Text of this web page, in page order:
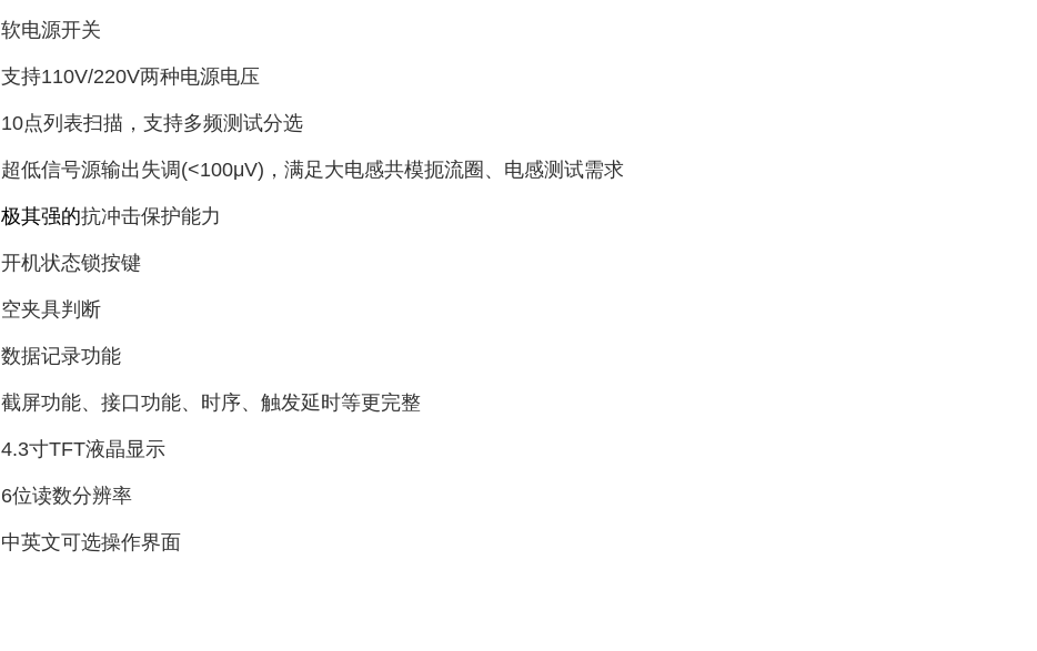
软电源开关
支持110V/220V两种电源电压
10点列表扫描，支持多频测试分选
超低信号源输出失调(<100μV)，满足大电感共模扼流圈、电感测试需求
极其强的抗冲击保护能力
开机状态锁按键
空夹具判断
数据记录功能
截屏功能、接口功能、时序、触发延时等更完整
4.3寸TFT液晶显示
6位读数分辨率
中英文可选操作界面